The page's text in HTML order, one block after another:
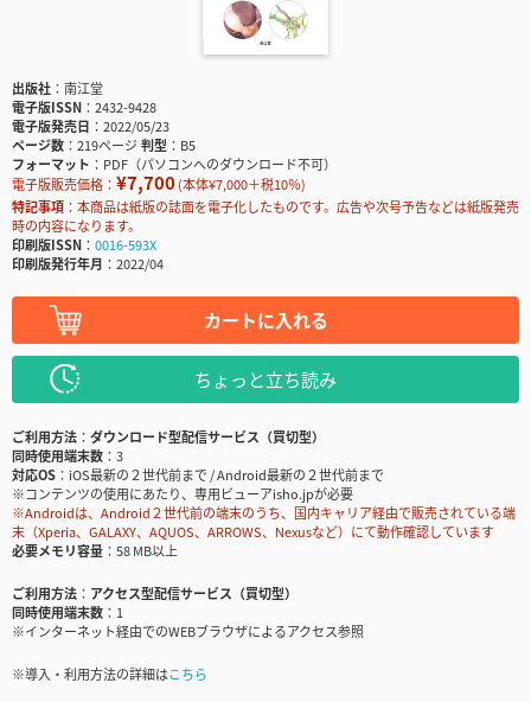
出版社
南江堂
電子版ISSN
2432-9428
電子版発売日
2022/05/23
ページ数
219ページ判型
B5
フォーマット
PDF（パソコンへのダウンロード不可）
電子版販売価格： ¥7,700(本体¥7,000＋税10％)
特記事項
本商品は紙版の誌面を電子化したものです。広告や次号予告などは紙版発売
時の内容になります。
印刷版ISSN
0016-593X
印刷版発行年月
2022/04
カートに入れる
ちょっと立ち読み
ご利用方法
ダウンロード型配信サービス（買切型）
同時使用端末数
3
対応OS
iOS最新の２世代前まで / Android最新の２世代前まで
※コンテンツの使用にあたり、専用ビューアisho.jpが必要
※Androidは、Android２世代前の端末のうち、国内キャリア経由で販売されている端
末（Xperia、GALAXY、AQUOS、ARROWS、Nexusなど）にて動作確認しています
必要メモリ容量
58 MB以上
ご利用方法
アクセス型配信サービス（買切型）
同時使用端末数
1
※インターネット経由でのWEBブラウザによるアクセス参照
※導入・利用方法の詳細はこちら